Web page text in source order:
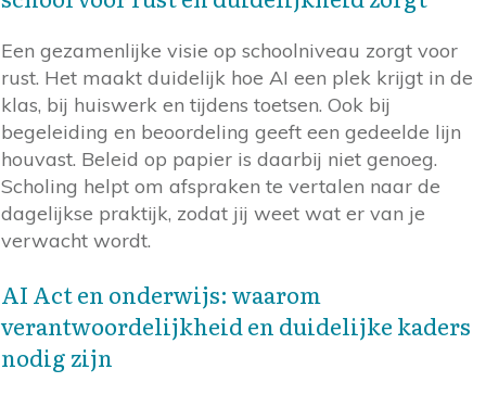
Een gezamenlijke visie op schoolniveau zorgt voor
rust. Het maakt duidelijk hoe AI een plek krijgt in de
klas, bij huiswerk en tijdens toetsen. Ook bij
begeleiding en beoordeling geeft een gedeelde lijn
houvast. Beleid op papier is daarbij niet genoeg.
Scholing helpt om afspraken te vertalen naar de
dagelijkse praktijk, zodat jij weet wat er van je
verwacht wordt.
AI Act en onderwijs: waarom
verantwoordelijkheid en duidelijke kaders
nodig zijn